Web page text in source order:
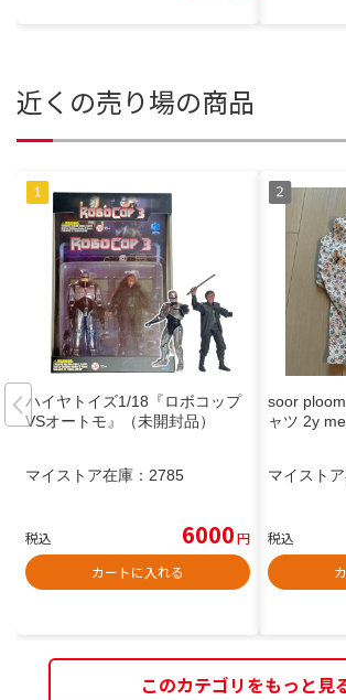
近くの売り場の商品
ハイヤトイズ1/18『ロボコップ
VSオートモ』（未開封品）
マイストア在庫： 2785
税込 6000円
カートに入れる
soor
ャツ 2y
マイストア
税込
このカテゴリをもっと見